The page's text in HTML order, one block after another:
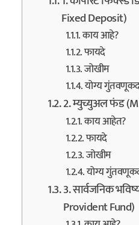
Fixed Deposit)
काय आहे?
फायदे
जोखीम
योग्य
2. म्युच्युअल फंड
काय आहेत?
फायदे
जोखीम
योग्य
3. सार्वजनिक
Provident Fund)